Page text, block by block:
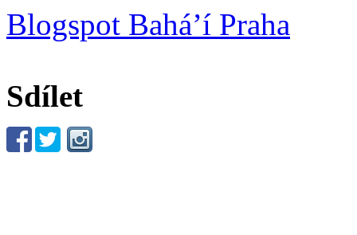
Blogspot Bahá’í Praha
Sdílet